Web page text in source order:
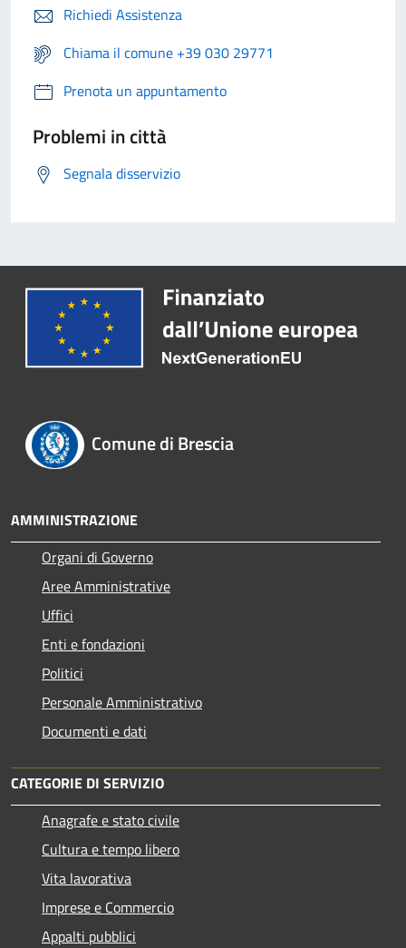
Richiedi Assistenza
Chiama il comune +39 030 29771
Prenota un appuntamento
Problemi in città
Segnala disservizio
Comune di Brescia
AMMINISTRAZIONE
Organi di Governo
Aree Amministrative
Uffici
Enti e fondazioni
Politici
Personale Amministrativo
Documenti e dati
CATEGORIE DI SERVIZIO
Anagrafe e stato civile
Cultura e tempo libero
Vita lavorativa
Imprese e Commercio
Appalti pubblici